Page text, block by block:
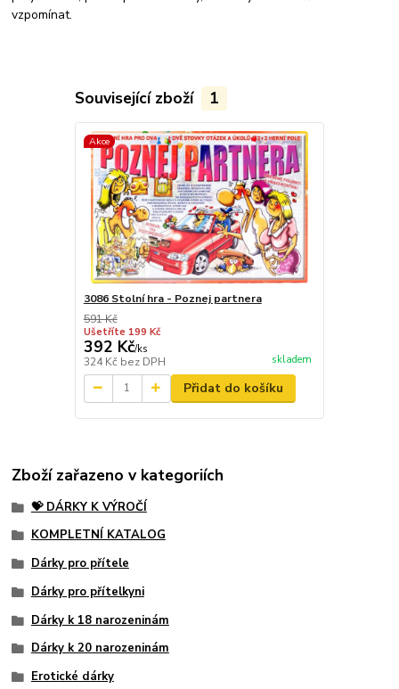
vzpomínat.
Související zboží 1
Akce
3086 Stolní hra - Poznej partnera
591 Kč
Ušetříte 199 Kč
392 Kč/ks
324 Kč bez DPH skladem
Přidat do košíku
Zboží zařazeno v kategoriích
💝 DÁRKY K VÝROČÍ
KOMPLETNÍ KATALOG
Dárky pro přítele
Dárky pro přítelkyni
Dárky k 18 narozeninám
Dárky k 20 narozeninám
Erotické dárky